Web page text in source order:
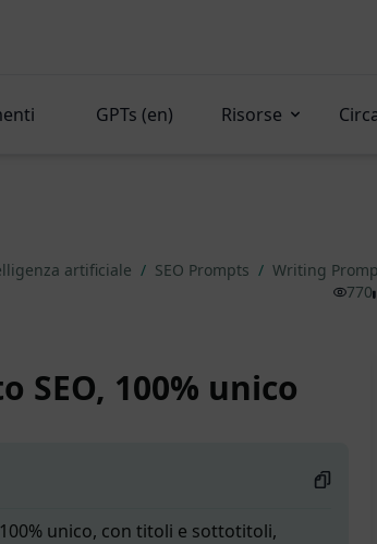
GPTs (en) Risorse
artificiale / SEO Prompts / Writing
770
100% unico
unico, con titoli e sottotitoli,